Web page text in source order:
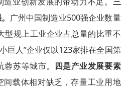
广州中国制造业500强企业数量
型规上工业企业占总量的比重不
巨人”企业仅以123家排在全国第
苏等城市。 四是产业发展要素
间载体相对缺乏，存量工业用地